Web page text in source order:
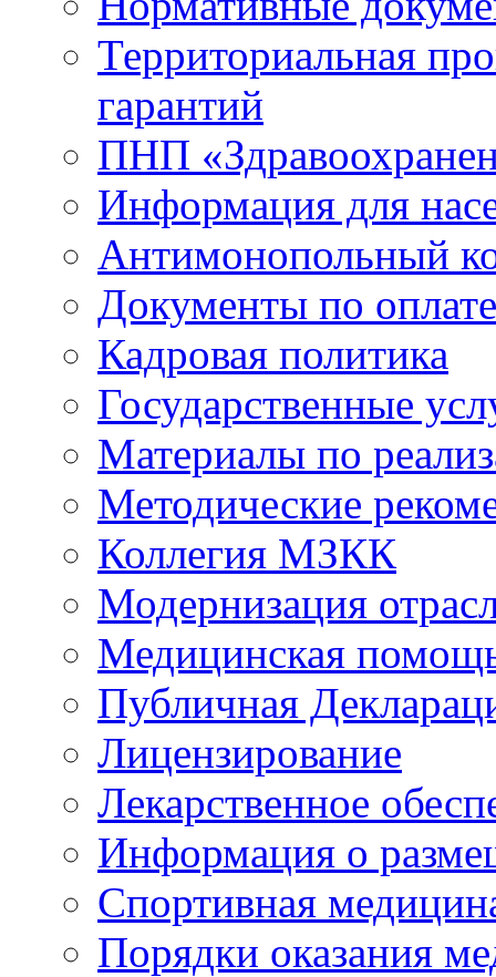
Территориальная
гарантий
ПНП
Информация для
Антимонопольный
Документы по
Кадровая политика
Государственные
Материалы по
Методические
Коллегия МЗКК
Модернизация
Медицинская
Публичная
Лицензирование
Лекарственное
Информация о
Спортивная
Порядки оказания